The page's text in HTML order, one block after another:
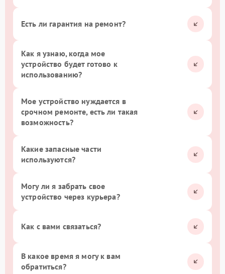
Есть ли гарантия на ремонт?
Как я узнаю, когда мое
устройство будет готово к
использованию?
Мое устройство нуждается в
срочном ремонте, есть ли такая
возможность?
Какие запасные части
используются?
Могу ли я забрать свое
устройство через курьера?
Как с вами связаться?
В какое время я могу к вам
обратиться?